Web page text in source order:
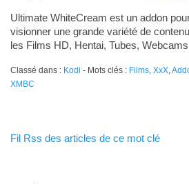
Ultimate WhiteCream est un addon
visionner une grande variété de
les Films HD, Hentai, Tubes,
Classé dans : Kodi - Mots clés : Films, XxX,
XMBC
Fil Rss des articles de ce mot clé